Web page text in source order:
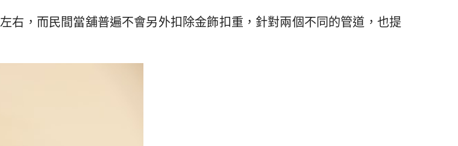
左右，而民間當舖普遍不會另外扣除金飾扣重，針對兩個不同的管道，也提